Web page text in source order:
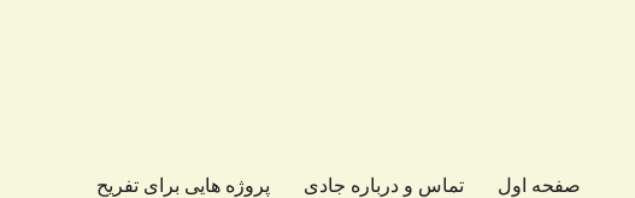
صفحه اول تماس و درباره جادی پروژه هایی برای تفریح